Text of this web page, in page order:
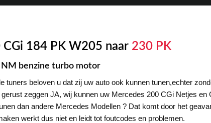
184 PK W205 naar 230 PK
NM benzine turbo motor
tuners beloven u dat zij uw auto ook kunnen tunen,echter
zeggen JA, wij kunnen uw Mercedes 200 CGi Netjes en
dan andere Mercedes Modellen ? Dat komt door het
werkt dus niet en leidt tot foutcodes en problemen.